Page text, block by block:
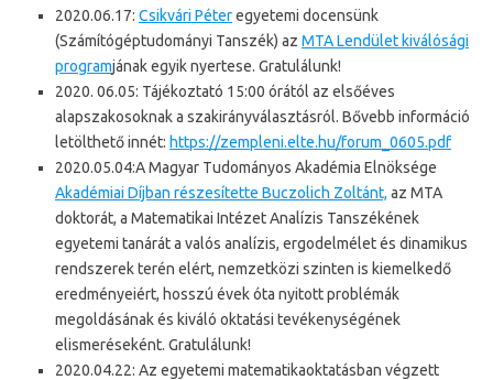
2020.06.17: Csikvári Péteregyetemi docensünk
(Számítógéptudományi Tanszék) az MTA Lendület kiválósági
programjának egyik nyertese. Gratulálunk!
2020. 06.05: Tájékoztató 15:00 órától az elsőéves
alapszakosoknak a szakirányválasztásról. Bővebb információ
letölthető innét: https://zempleni.elte.hu/forum_0605.pdf
2020.05.04:A Magyar Tudományos Akadémia Elnöksége
Akadémiai Díjban részesítette Buczolich Zoltánt, az MTA
doktorát, a Matematikai Intézet Analízis Tanszékének
egyetemi tanárát a valós analízis, ergodelmélet és dinamikus
rendszerek terén elért, nemzetközi szinten is kiemelkedő
eredményeiért, hosszú évek óta nyitott problémák
megoldásának és kiváló oktatási tevékenységének
elismeréseként. Gratulálunk!
2020.04.22: Az egyetemi matematikaoktatásban végzett